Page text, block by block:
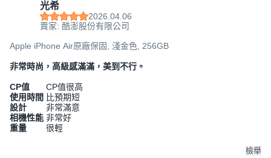
光希
2026.04.06
賣家: 酷澎股份有限公司
Apple iPhone Air原廠保固, 淺金色, 256GB
非常時尚，高級感滿滿，美到不行。
CP值
CP值很高
使用時間 比預期短
設計
非常滿意
相機性能 非常好
重量
很輕
檢舉